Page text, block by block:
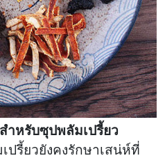
ำหรับซุปพลัมเปรี้ยว
รี้ยวยังคงรักษาเสน่ห์ที่